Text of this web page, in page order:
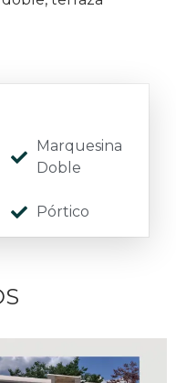
Marquesina
Doble
Pórtico